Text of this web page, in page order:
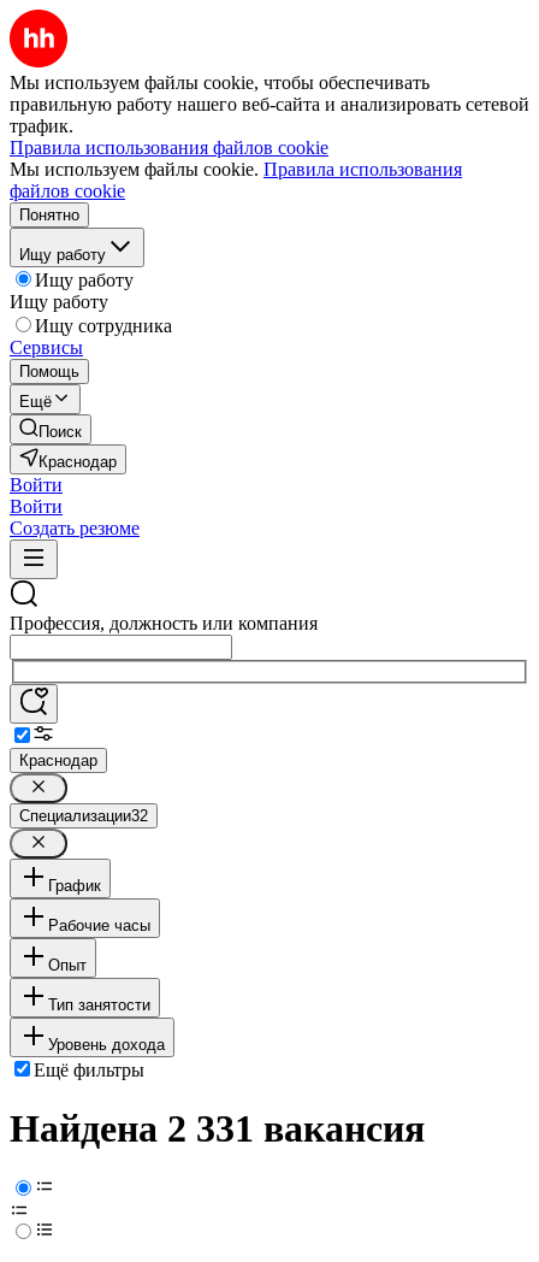
Мы используем файлы cookie, чтобы обеспечивать
правильную работу нашего веб-сайта и анализировать сетевой
трафик.
Правила использования файлов cookie
Мы используем файлы cookie. Правила использования
файлов cookie
Понятно
Ищу работу
Ищу работу
Ищу работу
Ищу сотрудника
Сервисы
Помощь
Ещё
Поиск
Краснодар
Войти
Войти
Создать резюме
Профессия, должность или компания
Краснодар
Специализации32
График
Рабочие часы
Опыт
Тип занятости
Уровень дохода
Ещё фильтры
Найдена 2 331 вакансия